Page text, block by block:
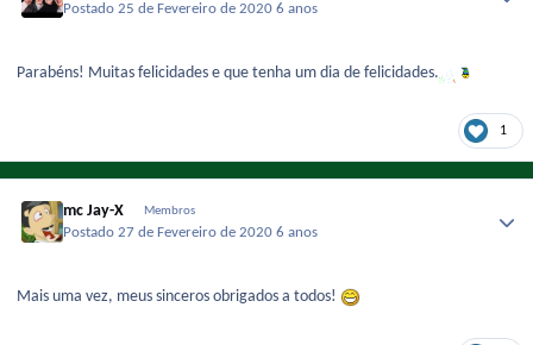
Postado25 de Fevereiro de 20206 anos
Parabéns! Muitas felicidades e que tenha um dia de felicidades.
1
mc Jay-X Membros
Postado27 de Fevereiro de 20206 anos
Mais uma vez, meus sinceros obrigados a todos!